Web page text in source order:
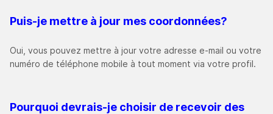
Puis-je mettre à jour mes coordonnées?
Oui, vous pouvez mettre à jour votre adresse e-mail ou votre
numéro de téléphone mobile à tout moment via votre profil.
Pourquoi devrais-je choisir de recevoir des